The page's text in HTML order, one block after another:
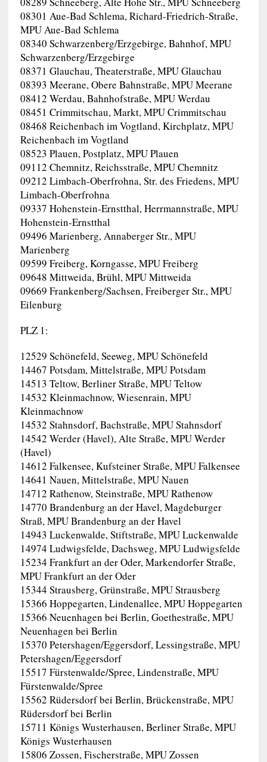
08301 Aue-Bad Schlema, Richard-Friedrich-Straße,
MPU Aue-Bad Schlema
08340 Schwarzenberg/Erzgebirge, Bahnhof, MPU
Schwarzenberg/Erzgebirge
08371 Glauchau, Theaterstraße, MPU Glauchau
08393 Meerane, Obere Bahnstraße, MPU Meerane
08412 Werdau, Bahnhofstraße, MPU Werdau
08451 Crimmitschau, Markt, MPU Crimmitschau
08468 Reichenbach im Vogtland, Kirchplatz, MPU
Reichenbach im Vogtland
08523 Plauen, Postplatz, MPU Plauen
09112 Chemnitz, Reichsstraße, MPU Chemnitz
09212 Limbach-Oberfrohna, Str. des Friedens, MPU
Limbach-Oberfrohna
09337 Hohenstein-Ernstthal, Herrmannstraße, MPU
Hohenstein-Ernstthal
09496 Marienberg, Annaberger Str., MPU
Marienberg
09599 Freiberg, Korngasse, MPU Freiberg
09648 Mittweida, Brühl, MPU Mittweida
09669 Frankenberg/Sachsen, Freiberger Str., MPU
Eilenburg
PLZ 1:
12529 Schönefeld, Seeweg, MPU Schönefeld
14467 Potsdam, Mittelstraße, MPU Potsdam
14513 Teltow, Berliner Straße, MPU Teltow
14532 Kleinmachnow, Wiesenrain, MPU
Kleinmachnow
14532 Stahnsdorf, Bachstraße, MPU Stahnsdorf
14542 Werder (Havel), Alte Straße, MPU Werder
(Havel)
14612 Falkensee, Kufsteiner Straße, MPU Falkensee
14641 Nauen, Mittelstraße, MPU Nauen
14712 Rathenow, Steinstraße, MPU Rathenow
14770 Brandenburg an der Havel, Magdeburger
Straß, MPU Brandenburg an der Havel
14943 Luckenwalde, Stiftstraße, MPU Luckenwalde
14974 Ludwigsfelde, Dachsweg, MPU Ludwigsfelde
15234 Frankfurt an der Oder, Markendorfer Straße,
MPU Frankfurt an der Oder
15344 Strausberg, Grünstraße, MPU Strausberg
15366 Hoppegarten, Lindenallee, MPU Hoppegarten
15366 Neuenhagen bei Berlin, Goethestraße, MPU
Neuenhagen bei Berlin
15370 Petershagen/Eggersdorf, Lessingstraße, MPU
Petershagen/Eggersdorf
15517 Fürstenwalde/Spree, Lindenstraße, MPU
Fürstenwalde/Spree
15562 Rüdersdorf bei Berlin, Brückenstraße, MPU
Rüdersdorf bei Berlin
15711 Königs Wusterhausen, Berliner Straße, MPU
Königs Wusterhausen
15806 Zossen, Fischerstraße, MPU Zossen